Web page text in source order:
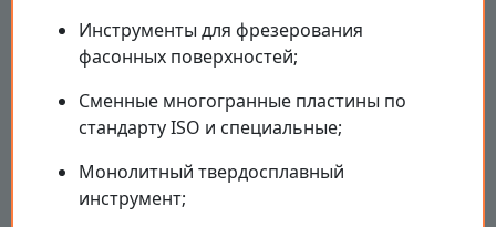
Инструменты для фрезерования
фасонных поверхностей;
Сменные многогранные пластины по
стандарту ISO и специальные;
Монолитный твердосплавный
инструмент;